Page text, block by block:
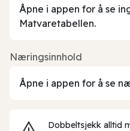
Åpne i appen for å se
Matvaretabellen.
Næringsinnhold
Åpne i appen for å se
Dobbeltsjekk alltid